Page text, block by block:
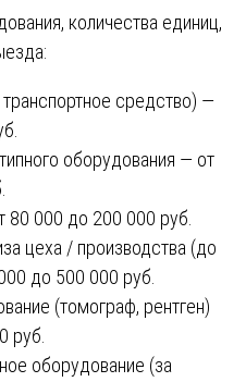
количества единиц,
средство) —
оборудования — от
80 000 до 200 000 руб.
цеха / производства (до
до 500 000 руб.
(томограф, рентген)
руб.
оборудование (за